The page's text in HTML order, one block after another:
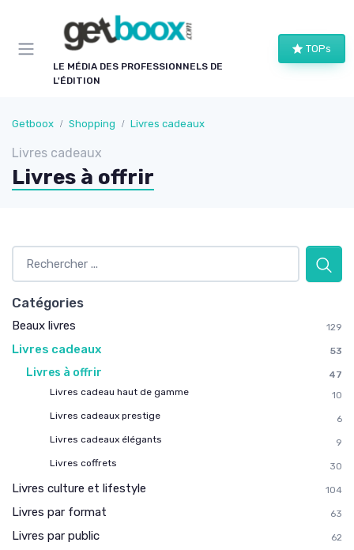
LE MÉDIA DES PROFESSIONNELS DE
L'ÉDITION
TOPs
Getboox Shopping Livres cadeaux
Livres cadeaux
Livres à offrir
Catégories
Beaux livres 129
Livres cadeaux 53
Livres à offrir
47
Livres cadeau haut de gamme
10
Livres cadeaux prestige
6
Livres cadeaux élégants
9
Livres coffrets
30
Livres culture et lifestyle 104
Livres par format 63
Livres par public 62